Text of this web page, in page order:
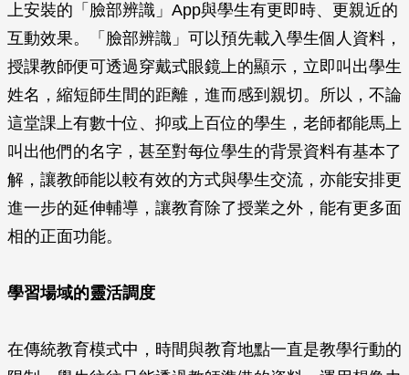
上安裝的「臉部辨識」App與學生有更即時、更親近的
互動效果。「臉部辨識」可以預先載入學生個人資料，
授課教師便可透過穿戴式眼鏡上的顯示，立即叫出學生
姓名，縮短師生間的距離，進而感到親切。所以，不論
這堂課上有數十位、抑或上百位的學生，老師都能馬上
叫出他們的名字，甚至對每位學生的背景資料有基本了
解，讓教師能以較有效的方式與學生交流，亦能安排更
進一步的延伸輔導，讓教育除了授業之外，能有更多面
相的正面功能。
學習場域的靈活調度
在傳統教育模式中，時間與教育地點一直是教學行動的